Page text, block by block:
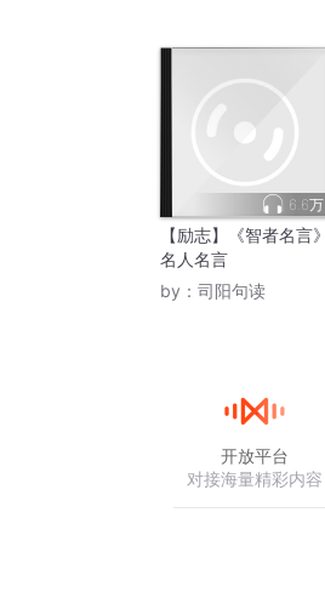
6.6万
【励志】《智者名言》
名人名言
by： 司阳句读
开放平台
对接海量精彩内容